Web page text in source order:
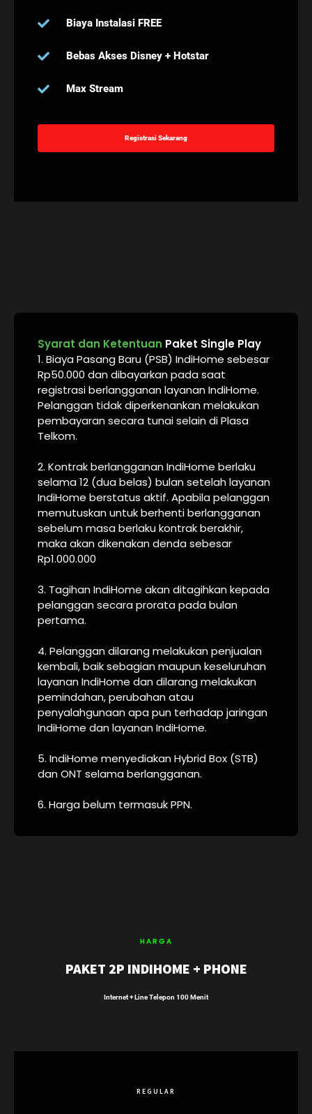
Biaya Instalasi FREE
Bebas Akses Disney + Hotstar
Max Stream
Registrasi Sekarang
Syarat dan Ketentuan Paket Single Play
1. Biaya Pasang Baru (PSB) IndiHome sebesar
Rp50.000 dan dibayarkan pada saat
registrasi berlangganan layanan IndiHome.
Pelanggan tidak diperkenankan melakukan
pembayaran secara tunai selain di Plasa
Telkom.
2. Kontrak berlangganan IndiHome berlaku
selama 12 (dua belas) bulan setelah layanan
IndiHome berstatus aktif. Apabila pelanggan
memutuskan untuk berhenti berlangganan
sebelum masa berlaku kontrak berakhir,
maka akan dikenakan denda sebesar
Rp1.000.000
3. Tagihan IndiHome akan ditagihkan kepada
pelanggan secara prorata pada bulan
pertama.
4. Pelanggan dilarang melakukan penjualan
kembali, baik sebagian maupun keseluruhan
layanan IndiHome dan dilarang melakukan
pemindahan, perubahan atau
penyalahgunaan apa pun terhadap jaringan
IndiHome dan layanan IndiHome.
5. IndiHome menyediakan Hybrid Box (STB)
dan ONT selama berlangganan.
6. Harga belum termasuk PPN.
HARGA
PAKET 2P INDIHOME + PHONE
Internet + Line Telepon 100 Menit
REGULAR